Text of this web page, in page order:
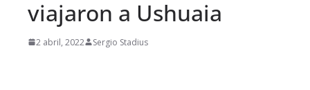
viajaron a Ushuaia
2 abril, 2022 Sergio Stadius